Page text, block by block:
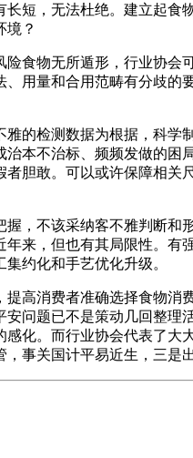
，无法杜绝。建立起食
境？
物无所遁形，行业协会
用量和合用范畴有分歧的
检测数据为根据，科学
本不治标、频频发做的困
胆敢。可以或许保障相关
不该采纳客不雅判断和
来，但也有其局限性。有
约化和手艺优化升级。
消费者准确选择食物消
问题已不是策动几回整理
化。而行业协会代表了大
事关国计平易近生，三是